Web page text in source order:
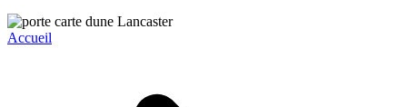
Accueil